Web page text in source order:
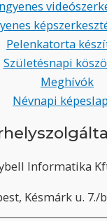
Pelenkatorta
Születésnapi
Meghívók
Névnapi
Informatika
Késmárk u. 7./